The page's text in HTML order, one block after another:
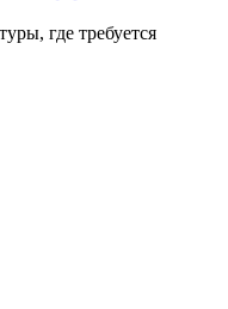
где требуется